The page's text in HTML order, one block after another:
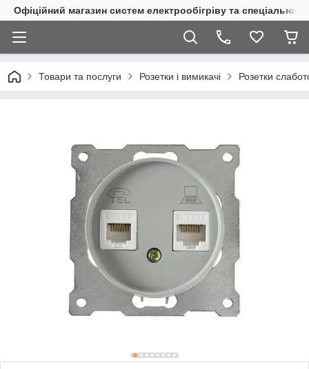
Офіційний магазин систем електрообігріву та спеціальних
Товари та послуги Розетки і вимикачі Розетки